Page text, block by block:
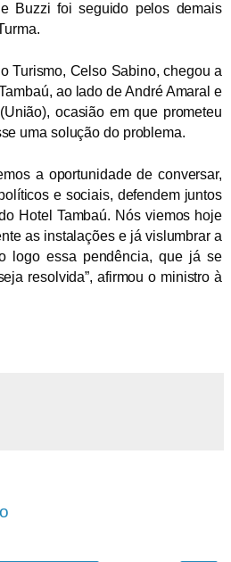
Buzzi foi seguido pelos demais
Turismo, Celso Sabino, chegou a
ao lado de André Amaral e
ocasião em que prometeu
uma solução do problema.
a oportunidade de conversar,
e sociais, defendem juntos
Hotel Tambaú. Nós viemos hoje
as instalações e já vislumbrar a
logo essa pendência, que já se
resolvida”, afirmou o ministro à